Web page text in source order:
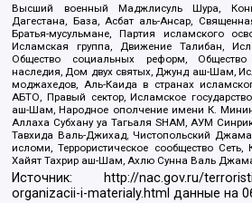
Высший военный Маджлисуль Шура,
Дагестана, База, Асбат аль-Ансар,
Братья-мусульмане, Партия исламского
Исламская группа, Движение Талибан,
Общество социальных реформ,
наследия, Дом двух святых, Джунд аш-Шам,
моджахедов, Аль-Каида в странах
АБТО, Правый сектор, Исламское
аш-Шам, Народное ополчение имени К.
Аллаха Субхану уа Тагьаля SHAM, АУМ
Тавхида Валь-Джихад, Чистопольский
исломи, Террористическое сообщество
Хайят Тахрир аш-Шам, Ахлю Сунна Валь
Источник:
http://nac.gov.ru/
organizacii-i-materialy.html данные на